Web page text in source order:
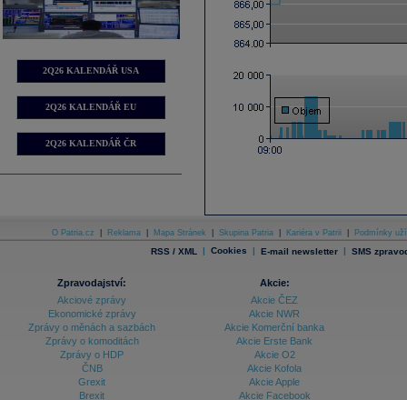
2Q26 KALENDÁŘ USA
2Q26 KALENDÁŘ EU
2Q26 KALENDÁŘ ČR
O Patria.cz Reklama Mapa Stránek Skupina Patria Kariéra v Patrii Podmínky
RSS / XML | Cookies | E-mail newsletter | SMS
Zpravodajství:
Akciové zprávy
Ekonomické zprávy
Zprávy o měnách a sazbách
Zprávy o komoditách
Zprávy o HDP
ČNB
Grexit
Brexit
Akcie:
Akcie ČEZ
Akcie NWR
Akcie Komerční banka
Akcie Erste Bank
Akcie O2
Akcie Kofola
Akcie Apple
Akcie Facebook